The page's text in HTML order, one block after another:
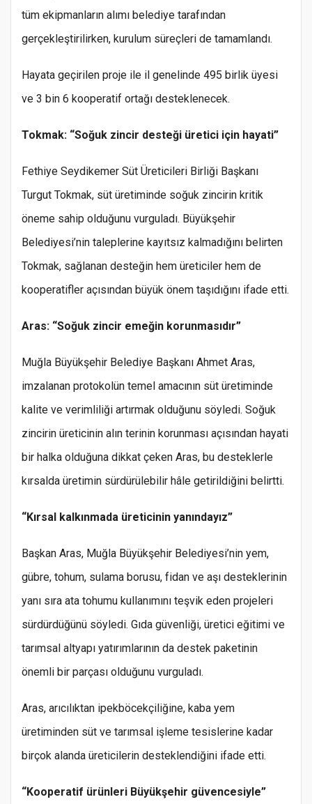
tüm ekipmanların alımı belediye tarafından
gerçekleştirilirken, kurulum süreçleri de tamamlandı.
Hayata geçirilen proje ile il genelinde 495 birlik üyesi
ve 3 bin 6 kooperatif ortağı desteklenecek.
Tokmak: “Soğuk zincir desteği üretici için hayati”
Fethiye Seydikemer Süt Üreticileri Birliği Başkanı
Turgut Tokmak, süt üretiminde soğuk zincirin kritik
öneme sahip olduğunu vurguladı. Büyükşehir
Belediyesi’nin taleplerine kayıtsız kalmadığını belirten
Tokmak, sağlanan desteğin hem üreticiler hem de
kooperatifler açısından büyük önem taşıdığını ifade etti.
Aras: “Soğuk zincir emeğin korunmasıdır”
Muğla Büyükşehir Belediye Başkanı Ahmet Aras,
imzalanan protokolün temel amacının süt üretiminde
kalite ve verimliliği artırmak olduğunu söyledi. Soğuk
zincirin üreticinin alın terinin korunması açısından hayati
bir halka olduğuna dikkat çeken Aras, bu desteklerle
kırsalda üretimin sürdürülebilir hâle getirildiğini belirtti.
“Kırsal kalkınmada üreticinin yanındayız”
Başkan Aras, Muğla Büyükşehir Belediyesi’nin yem,
gübre, tohum, sulama borusu, fidan ve aşı desteklerinin
yanı sıra ata tohumu kullanımını teşvik eden projeleri
sürdürdüğünü söyledi. Gıda güvenliği, üretici eğitimi ve
tarımsal altyapı yatırımlarının da destek paketinin
önemli bir parçası olduğunu vurguladı.
Aras, arıcılıktan ipekböcekçiliğine, kaba yem
üretiminden süt ve tarımsal işleme tesislerine kadar
birçok alanda üreticilerin desteklendiğini ifade etti.
“Kooperatif ürünleri Büyükşehir güvencesiyle”